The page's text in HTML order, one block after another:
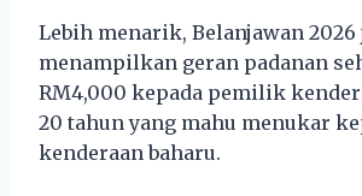
Lebih menarik, Belanjawan 2026
menampilkan geran padanan
RM4,000 kepada pemilik
20 tahun yang mahu menukar
kenderaan baharu.